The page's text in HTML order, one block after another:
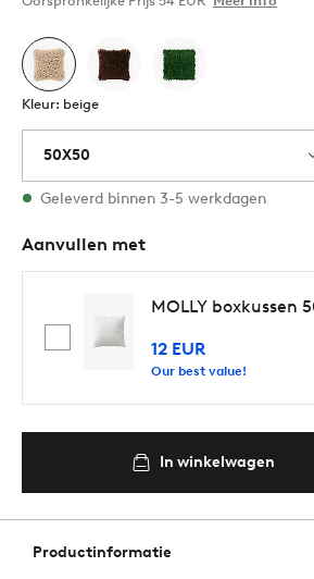
Kleur: beige
50X50
Op voorraad
Geleverd binnen 3-5 werkdagen
Aanvullen met
MOLLY boxkussen
12 EUR
Our best value!
In winkelwagen
Productinformatie